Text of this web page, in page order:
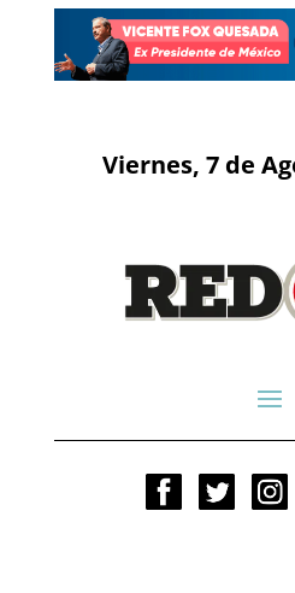
Viernes, 7 de